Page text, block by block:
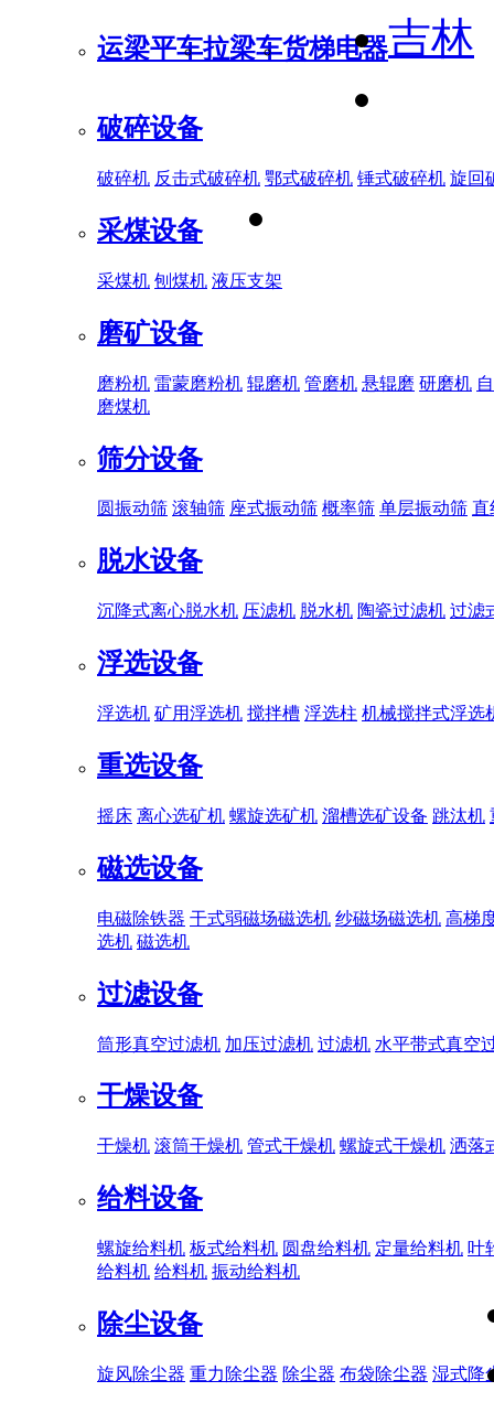
运梁平车拉梁车货梯电器
破碎设备
破碎机 反击式破碎机 鄂式破碎机 锤式破碎机 旋回
采煤设备
采煤机 刨煤机 液压支架
磨矿设备
磨粉机 雷蒙磨粉机 辊磨机 管磨机 悬辊磨 研磨机
磨煤机
筛分设备
圆振动筛 滚轴筛 座式振动筛 概率筛 单层振动筛 直
脱水设备
沉降式离心脱水机 压滤机 脱水机 陶瓷过滤机 过滤
浮选设备
浮选机 矿用浮选机 搅拌槽 浮选柱 机械搅拌式浮选
重选设备
摇床 离心选矿机 螺旋选矿机 溜槽选矿设备 跳汰机
磁选设备
电磁除铁器 干式弱磁场磁选机 纱磁场磁选机 高梯
选机 磁选机
过滤设备
筒形真空过滤机 加压过滤机 过滤机 水平带式真空
干燥设备
干燥机 滚筒干燥机 管式干燥机 螺旋式干燥机 洒落
给料设备
螺旋给料机 板式给料机 圆盘给料机 定量给料机 叶
给料机 给料机 振动给料机
除尘设备
旋风除尘器 重力除尘器 除尘器 布袋除尘器 湿式降
吉林